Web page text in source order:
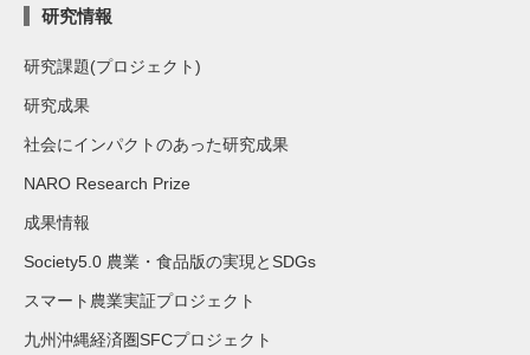
研究情報
研究課題(プロジェクト)
研究成果
社会にインパクトのあった研究成果
NARO Research Prize
成果情報
Society5.0 農業・食品版の実現とSDGs
スマート農業実証プロジェクト
九州沖縄経済圏SFCプロジェクト